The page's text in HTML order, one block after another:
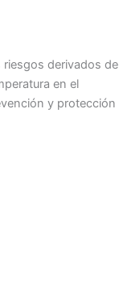
derivados de
en el
y protección